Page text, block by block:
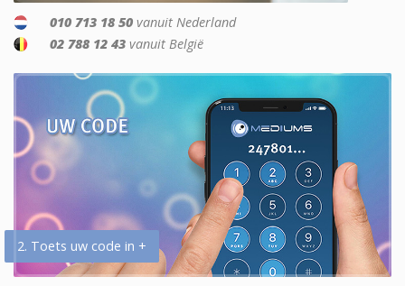
010 713 18 50 vanuit Nederland
02 788 12 43 vanuit België
2. Toets uw code in +